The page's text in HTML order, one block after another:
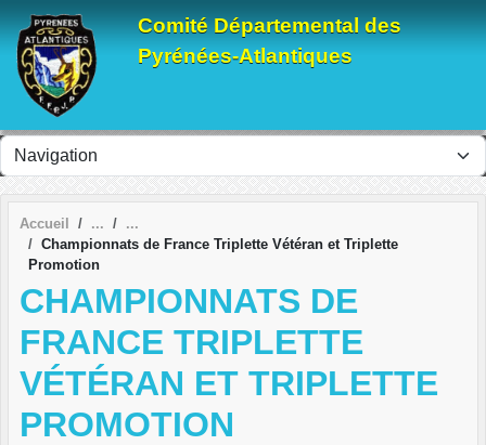
Comité Départemental des
Pyrénées-Atlantiques
Accueil
Championnats de France Triplette Vétéran et Triplette
Promotion
CHAMPIONNATS DE
FRANCE TRIPLETTE
VÉTÉRAN ET TRIPLETTE
PROMOTION
Panneau de gestion des cookies